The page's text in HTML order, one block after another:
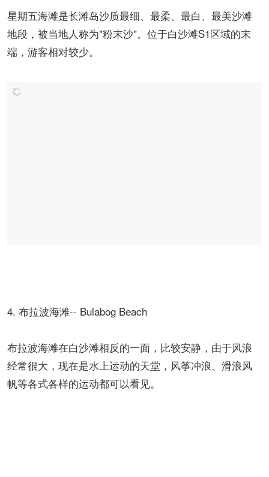
星期五海滩是长滩岛沙质最细、最柔、最白、最美沙滩
地段，被当地人称为"粉末沙"。位于白沙滩S1区域的末
端，游客相对较少。
4. 布拉波海滩-- Bulabog Beach
布拉波海滩在白沙滩相反的一面，比较安静，由于风浪
经常很大，现在是水上运动的天堂，风筝冲浪、滑浪风
帆等各式各样的运动都可以看见。